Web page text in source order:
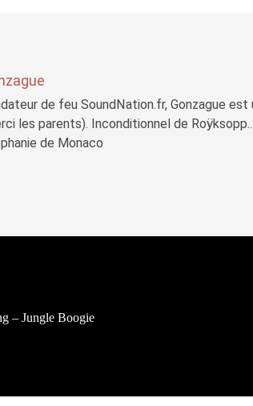
de feu SoundNation.fr, Gonzague est
les parents). Inconditionnel de
de Monaco
– Jungle Boogie